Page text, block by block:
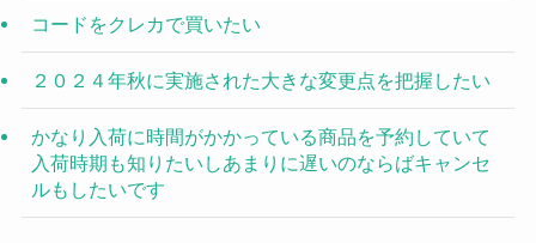
コードをクレカで買いたい
２０２４年秋に実施された大きな変更点を把握したい
かなり入荷に時間がかかっている商品を予約していて
入荷時期も知りたいしあまりに遅いのならばキャンセ
ルもしたいです